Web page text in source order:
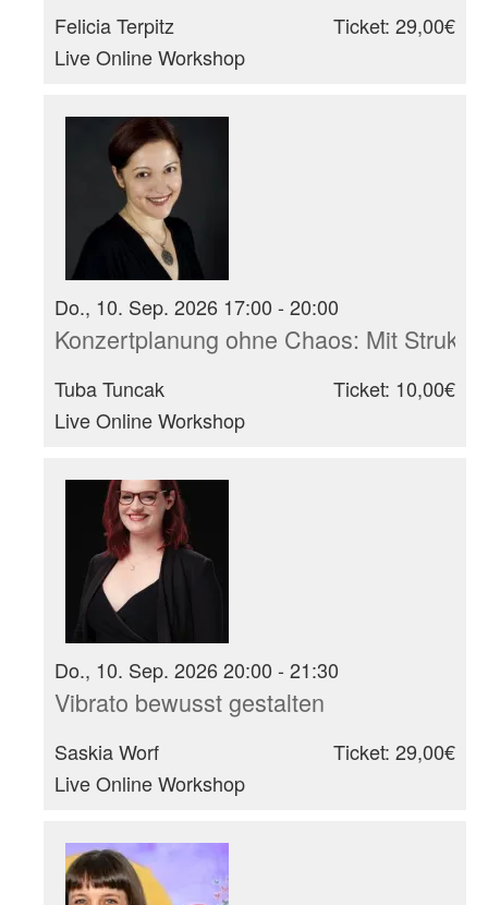
Felicia Terpitz
Live Online Workshop
Ticket: 29,00€
Do., 10. Sep. 2026 17:00 - 20:00
Konzertplanung ohne Chaos: Mit
Tuba Tuncak
Live Online Workshop
Ticket: 10,00€
Do., 10. Sep. 2026 20:00 - 21:30
Vibrato bewusst gestalten
Saskia Worf
Live Online Workshop
Ticket: 29,00€